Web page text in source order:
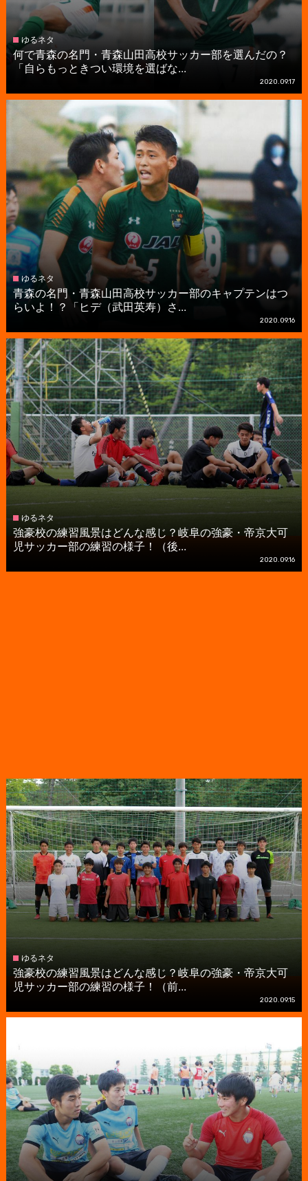
ゆるネタ
何で青森の名門・青森山田高校サッカー部を選んだの？
「自らもっときつい環境を選ばな...
2020.09.17
ゆるネタ
青森の名門・青森山田高校サッカー部のキャプテンはつ
らいよ！？「ヒデ（武田英寿）さ...
2020.09.16
ゆるネタ
強豪校の練習風景はどんな感じ？岐阜の強豪・帝京大可
児サッカー部の練習の様子！（後...
2020.09.16
ゆるネタ
強豪校の練習風景はどんな感じ？岐阜の強豪・帝京大可
児サッカー部の練習の様子！（前...
2020.09.15